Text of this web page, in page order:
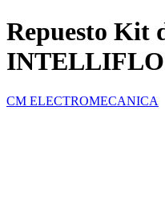
Repuesto Kit
INTELLIFLO
CM ELECTROMECANICA